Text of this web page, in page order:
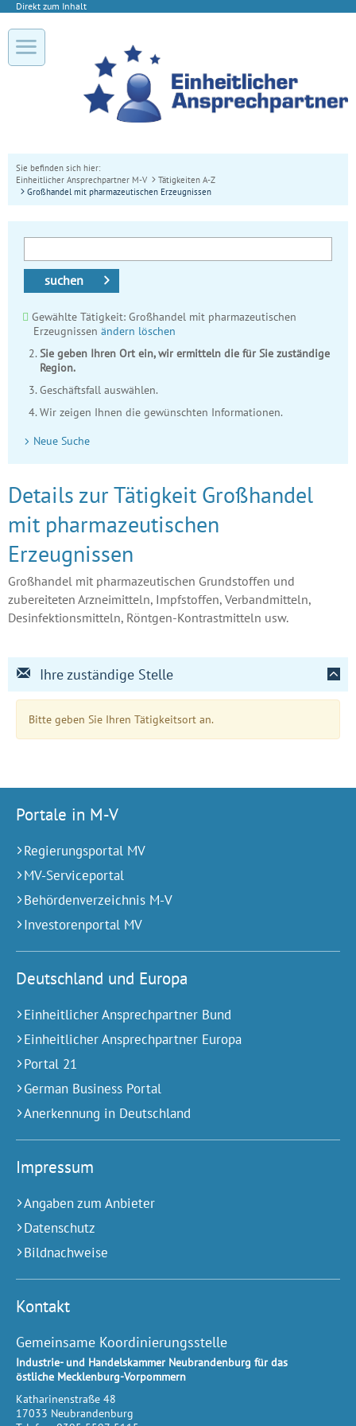
Direkt zum Inhalt
Sie befinden sich hier:
Einheitlicher Ansprechpartner M-V
Tätigkeiten A-Z
Großhandel mit pharmazeutischen Erzeugnissen
suchen
Gewählte Tätigkeit: Großhandel mit pharmazeutischen
Erzeugnissen ändern löschen
Sie geben Ihren Ort ein, wir ermitteln die für Sie zuständige
Region.
Geschäftsfall auswählen.
Wir zeigen Ihnen die gewünschten Informationen.
Neue Suche
Details zur Tätigkeit Großhandel
mit pharmazeutischen
Erzeugnissen
Großhandel mit pharmazeutischen Grundstoffen und
zubereiteten Arzneimitteln, Impfstoffen, Verbandmitteln,
Desinfektionsmitteln, Röntgen-Kontrastmitteln usw.
Ihre zuständige Stelle
Bitte geben Sie Ihren Tätigkeitsort an.
Portale in M-V
Regierungsportal MV
MV-Serviceportal
Behördenverzeichnis M-V
Investorenportal MV
Deutschland und Europa
Einheitlicher Ansprechpartner Bund
Einheitlicher Ansprechpartner Europa
Portal 21
German Business Portal
Anerkennung in Deutschland
Impressum
Angaben zum Anbieter
Datenschutz
Bildnachweise
Kontakt
Gemeinsame Koordinierungsstelle
Industrie- und Handelskammer Neubrandenburg für das
östliche Mecklenburg-Vorpommern
Katharinenstraße 48
17033 Neubrandenburg